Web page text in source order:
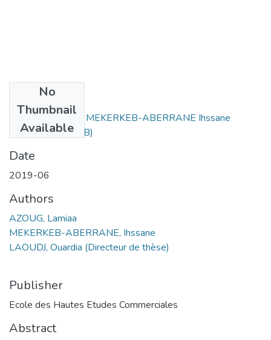
No
Thumbnail
Available
AZOUG Lamiaa + MEKERKEB-ABERRANE Ihssane
-034.pdf(3.96 MB)
Date
2019-06
Authors
AZOUG, Lamiaa
MEKERKEB-ABERRANE, Ihssane
LAOUDJ, Ouardia (Directeur de thèse)
Publisher
Ecole des Hautes Etudes Commerciales
Abstract